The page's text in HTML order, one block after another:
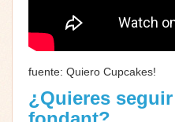
fuente: Quiero Cupcakes!
¿Quieres